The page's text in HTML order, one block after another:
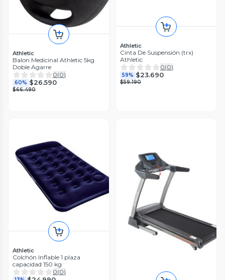
Athletic
Balon Medicinal Athletic 5kg
Doble Agarre
0(0)
60% $26.590
$66.490
Athletic
Cinta De Suspensión (trx)
Athletic
0(0)
59% $23.690
$59.190
Athletic
Colchón Inflable 1 plaza
capacidad 150 kg
0(0)